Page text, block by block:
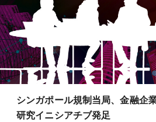
シンガポール規制当局、金融企
研究イニシアチブ発足